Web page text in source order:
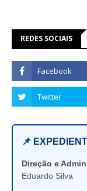
REDES SOCIAIS
📌
Direção e
Eduardo Silva